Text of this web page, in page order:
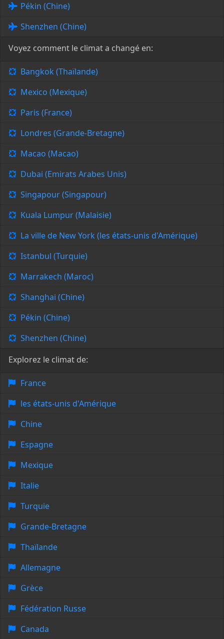
Pékin (Chine)
Shenzhen (Chine)
Voyez comment le climat a changé en:
Bangkok (Thaïlande)
Mexico (Mexique)
Paris (France)
Londres (Grande-Bretagne)
Macao (Macao)
Dubai (Emirats Arabes Unis)
Singapour (Singapour)
Kuala Lumpur (Malaisie)
La ville de New York (les états-unis d'Amérique)
Istanbul (Turquie)
Marrakech (Maroc)
Shanghai (Chine)
Pékin (Chine)
Shenzhen (Chine)
Explorez le climat de:
France
les états-unis d'Amérique
Chine
Espagne
Mexique
Italie
Turquie
Grande-Bretagne
Thaïlande
Allemagne
Grèce
Fédération Russe
Canada